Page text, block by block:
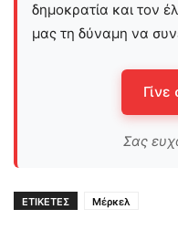
δημοκρατία και τον
μας τη δύναμη να
Σας
ΕΤΙΚΕΤΕΣ Μέρκελ